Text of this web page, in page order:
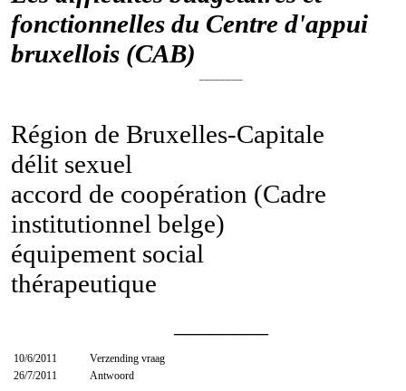
fonctionnelles du Centre d'appui
bruxellois (CAB)
Région de Bruxelles-Capitale
délit sexuel
accord de coopération (Cadre
institutionnel belge)
équipement social
thérapeutique
10/6/2011
Verzending vraag
26/7/2011
Antwoord